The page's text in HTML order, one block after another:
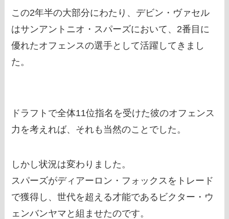
この2年半の大部分にわたり、デビン・ヴァセル
はサンアントニオ・スパーズにおいて、2番目に
優れたオフェンスの選手として活躍してきまし
た。
ドラフトで全体11位指名を受けた彼のオフェンス
力を考えれば、それも当然のことでした。
しかし状況は変わりました。
スパーズがディアーロン・フォックスをトレード
で獲得し、世代を超える才能であるビクター・ウ
ェンバンヤマと組ませたのです。